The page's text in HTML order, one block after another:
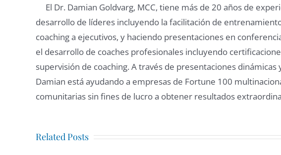
El Dr. Damian Goldvarg, MCC, tiene más de 20 años de
desarrollo de líderes incluyendo la facilitación de
coaching a ejecutivos, y haciendo presentaciones en
el desarrollo de coaches profesionales incluyendo
supervisión de coaching. A través de presentaciones
Damian está ayudando a empresas de Fortune 100
comunitarias sin fines de lucro a obtener resultados
Related PostsSeguridad,
Coaching